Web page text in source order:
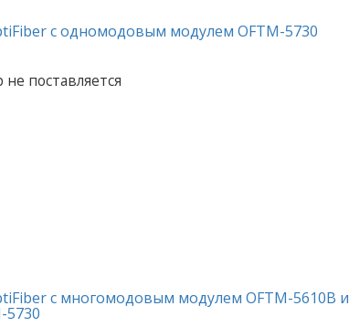
с одномодовым модулем OFTM-5730
не поставляется
с многомодовым модулем OFTM-5610B и